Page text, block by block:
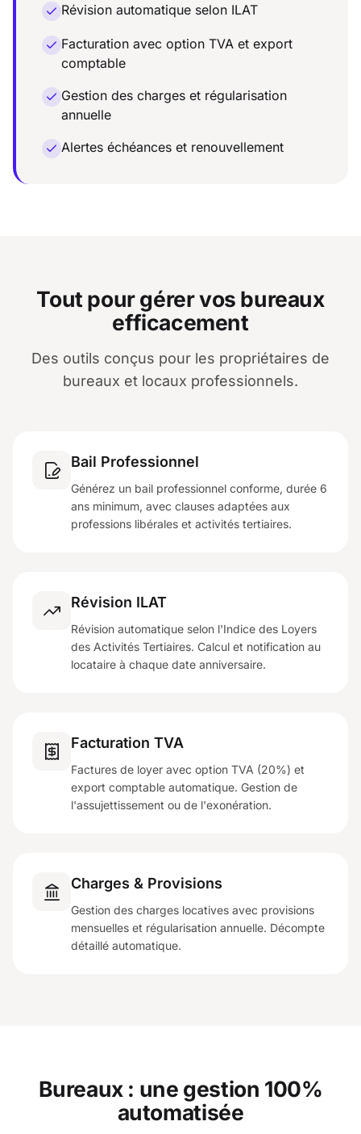
Révision automatique selon ILAT
Facturation avec option TVA et export
comptable
Gestion des charges et régularisation
annuelle
Alertes échéances et renouvellement
Tout pour gérer vos bureaux
efficacement
Des outils conçus pour les propriétaires de
bureaux et locaux professionnels.
Bail Professionnel
Générez un bail professionnel conforme, durée 6
ans minimum, avec clauses adaptées aux
professions libérales et activités tertiaires.
Révision ILAT
Révision automatique selon l'Indice des Loyers
des Activités Tertiaires. Calcul et notification au
locataire à chaque date anniversaire.
Facturation TVA
Factures de loyer avec option TVA (20%) et
export comptable automatique. Gestion de
l'assujettissement ou de l'exonération.
Charges & Provisions
Gestion des charges locatives avec provisions
mensuelles et régularisation annuelle. Décompte
détaillé automatique.
Bureaux : une gestion 100%
automatisée